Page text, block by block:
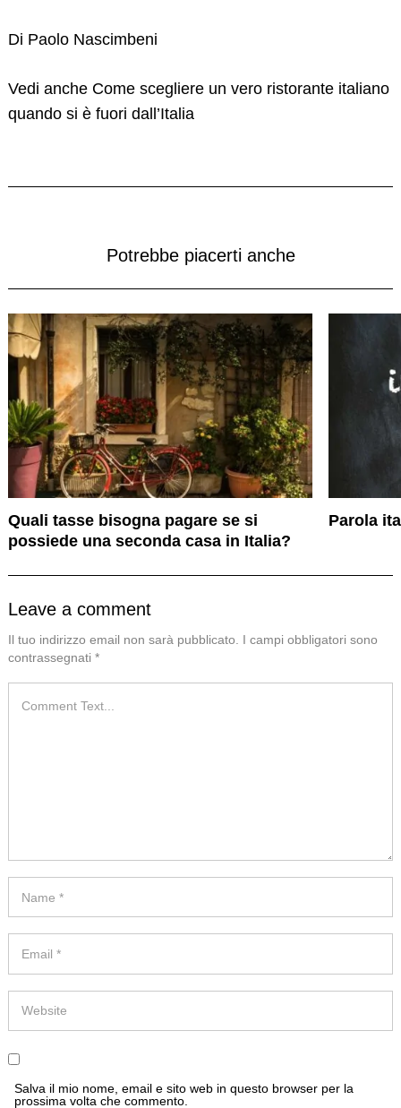
Di Paolo Nascimbeni
Vedi anche Come scegliere un vero ristorante italiano
quando si è fuori dall’Italia
Potrebbe piacerti anche
Quali tasse bisogna pagare se si
possiede una seconda casa in Italia?
Parola
Leave a comment
Il tuo indirizzo email non sarà pubblicato. I campi obbligatori sono
contrassegnati *
Salva il mio nome, email e sito web in questo browser per la
prossima volta che commento.